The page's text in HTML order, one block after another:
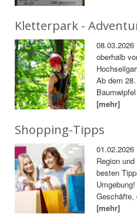
Kletterpark -
oberhalb
Ab dem
[mehr]
Shopping-Tipps
01.02.2026
Region
besten
Geschäfte,
[mehr]